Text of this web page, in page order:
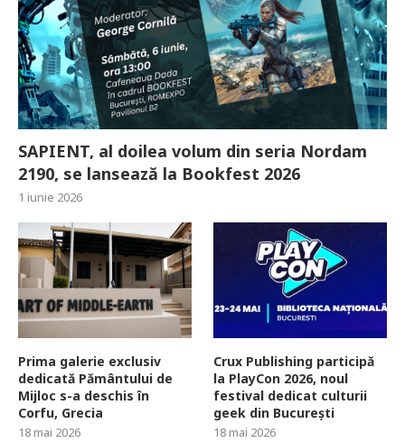
SAPIENT, al doilea volum din seria Nordam
2190, se lansează la Bookfest 2026
1 iunie 2026
Prima galerie exclusiv
dedicată Pământului de
Mijloc s-a deschis în
Corfu, Grecia
18 mai 2026
Crux Publishing participă
la PlayCon 2026, noul
festival dedicat culturii
geek din București
18 mai 2026